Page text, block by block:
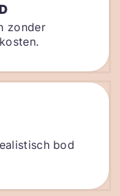
zonder
bod